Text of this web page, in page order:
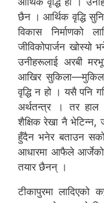
छैन । आर्थिक वृद्धि
विकास निर्माणको
जीविकोपार्जन खोस्यो
उनीहरूलाई अरबी
आखिर
वृद्धि न हो । यसै पनि
अर्थतन्त्र । तर हाल
शैक्षिक रेखा नै भेटिन्न,
हुँदैन भनेर बताउन
आधारमा आफैले आर्जेको
तयार छैनन् ।
टीकापुरमा लादिएको